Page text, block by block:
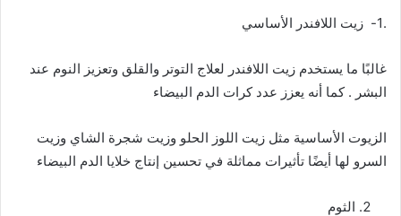
.1- زيت اللافندر الأساسي
غالبًا ما يستخدم زيت اللافندر لعلاج التوتر والقلق وتعزيز النوم عند
البشر . كما أنه يعزز عدد كرات الدم البيضاء
الزيوت الأساسية مثل زيت اللوز الحلو وزيت شجرة الشاي وزيت
السرو لها أيضًا تأثيرات مماثلة في تحسين إنتاج خلايا الدم البيضاء
الثوم